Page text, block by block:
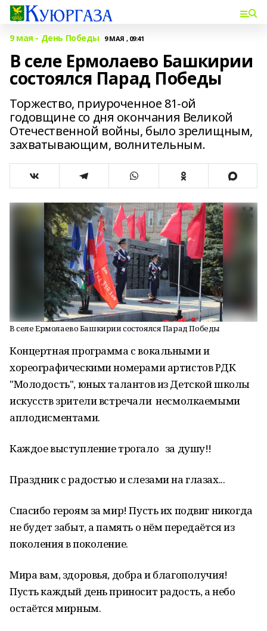
9 мая - День Победы 9 МАЯ , 09:41
В селе Ермолаево Башкирии
состоялся Парад Победы
Торжество, приуроченное 81-ой
годовщине со дня окончания Великой
Отечественной войны, было зрелищным,
захватывающим, волнительным.
В селе Ермолаево Башкирии состоялся Парад Победы
Концертная программа с вокальными и
хореографическими номерами артистов РДК
"Молодость", юных талантов из Детской школы
искусств зрители встречали несмолкаемыми
аплодисментами.
Каждое выступление трогало за душу!!
Праздник с радостью и слезами на глазах...
Спасибо героям за мир! Пусть их подвиг никогда
не будет забыт, а память о нём передаётся из
поколения в поколение.
Мира вам, здоровья, добра и благополучия!
Пусть каждый день приносит радость, а небо
остаётся мирным.